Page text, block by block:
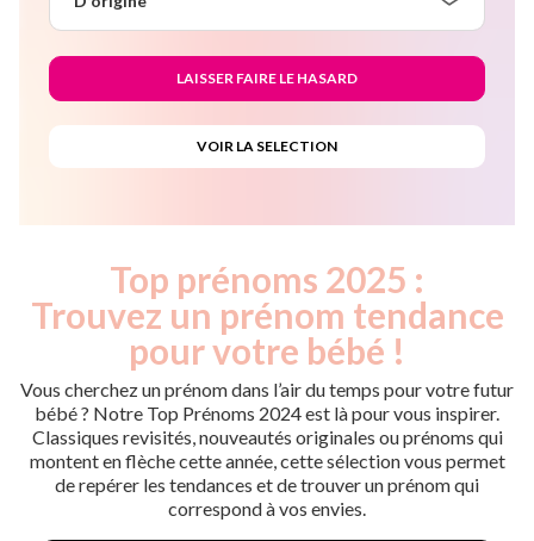
Top prénoms 2025 :
Trouvez un prénom tendance
pour votre bébé !
Vous cherchez un prénom dans l’air du temps pour votre futur
bébé ? Notre Top Prénoms 2024 est là pour vous inspirer.
Classiques revisités, nouveautés originales ou prénoms qui
montent en flèche cette année, cette sélection vous permet
de repérer les tendances et de trouver un prénom qui
correspond à vos envies.